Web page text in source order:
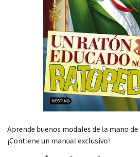
Aprende buenos modales de la mano
¡Contiene un manual exclusivo!